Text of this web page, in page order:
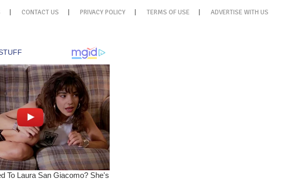
CONTACT US PRIVACY POLICY TERMS OF USE ADVERTISE WITH US